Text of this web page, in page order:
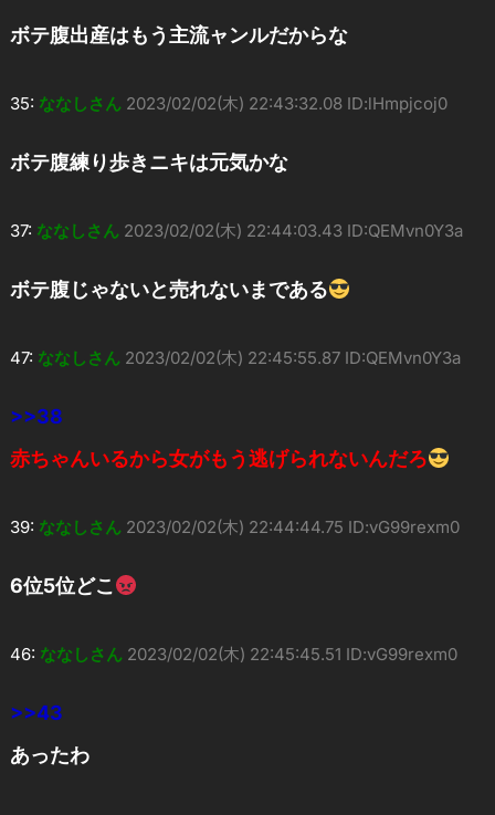
ボテ腹出産はもう主流ャンルだからな
35: ななしさん 2023/02/02(木) 22:43:32.08 ID:lHmpjcoj0
ボテ腹練り歩きニキは元気かな
37: ななしさん 2023/02/02(木) 22:44:03.43 ID:QEMvn0Y3a
ボテ腹じゃないと売れないまである
47: ななしさん 2023/02/02(木) 22:45:55.87 ID:QEMvn0Y3a
>>38
赤ちゃんいるから女がもう逃げられないんだろ
39: ななしさん 2023/02/02(木) 22:44:44.75 ID:vG99rexm0
6位5位どこ
46: ななしさん 2023/02/02(木) 22:45:45.51 ID:vG99rexm0
>>43
あったわ